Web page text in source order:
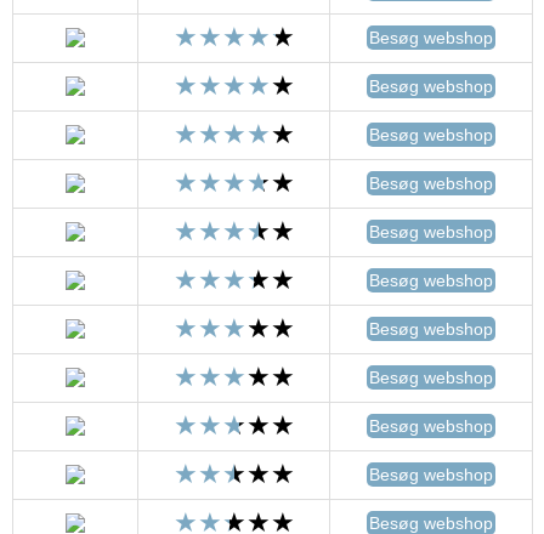
Besøg webshop
Besøg webshop
Besøg webshop
Besøg webshop
Besøg webshop
Besøg webshop
Besøg webshop
Besøg webshop
Besøg webshop
Besøg webshop
Besøg webshop